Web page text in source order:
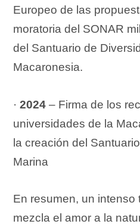
Europeo de las
moratoria del SONAR
del Santuario de
Macaronesia.
·2024 – Firma de los
universidades de la
la creación del
Marina
En resumen, un intenso
mezcla el amor a la